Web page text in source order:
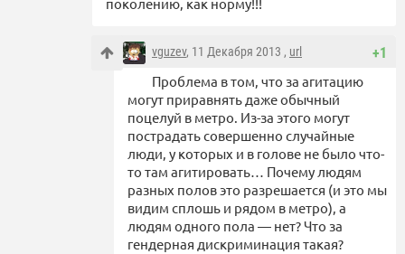
+1
vguzev, 11 Декабря 2013 , url
Проблема в том, что за агитацию
могут приравнять даже обычный
поцелуй в метро. Из-за этого могут
пострадать совершенно случайные
люди, у которых и в голове не было что-
то там агитировать… Почему людям
разных полов это разрешается (и это мы
видим сплошь и рядом в метро), а
людям одного пола — нет? Что за
гендерная дискриминация такая?